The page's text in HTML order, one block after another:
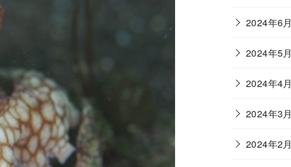
2024年6月
2024年5月
2024年4月
2024年3月
2024年2月